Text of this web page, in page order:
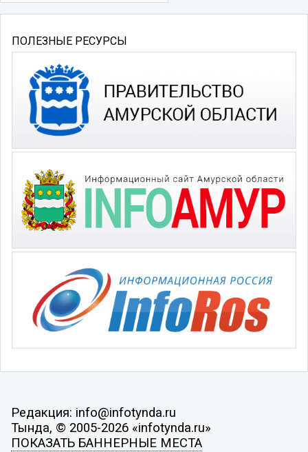
ПОЛЕЗНЫЕ РЕСУРСЫ
Редакция: info@infotynda.ru
Тында, © 2005-2026 «infotynda.ru»
ПОКАЗАТЬ БАННЕРНЫЕ МЕСТА